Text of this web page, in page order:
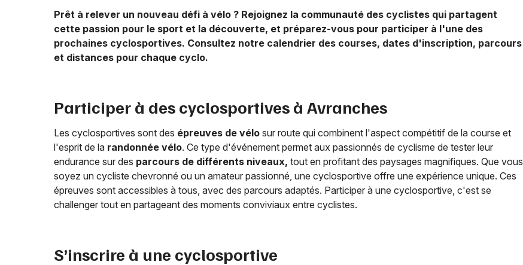
Prêt à relever un nouveau défi à vélo ? Rejoignez la communauté des cyclistes qui partagent
cette passion pour le sport et la découverte, et préparez-vous pour participer à l'une des
prochaines cyclosportives. Consultez notre calendrier des courses, dates d'inscription, parcours
et distances pour chaque cyclo.
Participer à des cyclosportives à Avranches
Les cyclosportives sont des épreuves de vélo sur route qui combinent l'aspect compétitif de la course et
l'esprit de la randonnée vélo. Ce type d'événement permet aux passionnés de cyclisme de tester leur
endurance sur des parcours de différents niveaux, tout en profitant des paysages magnifiques. Que vous
soyez un cycliste chevronné ou un amateur passionné, une cyclosportive offre une expérience unique. Ces
épreuves sont accessibles à tous, avec des parcours adaptés. Participer à une cyclosportive, c'est se
challenger tout en partageant des moments conviviaux entre cyclistes.
S’inscrire à une cyclosportive